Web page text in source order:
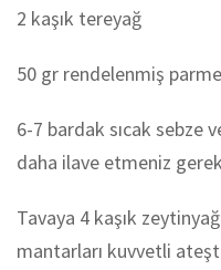
2 kaşık tereyağ
50 gr rendelenmiş
6-7 bardak sıcak sebze
daha ilave etmeniz
Tavaya 4 kaşık
mantarları kuvvetli